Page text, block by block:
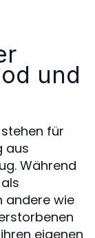
und
für
aus
Während
andere wie
eigenen